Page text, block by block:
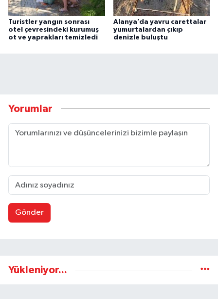
Turistler yangın sonrası
otel çevresindeki kurumuş
ot ve yaprakları temizledi
Alanya’da yavru carettalar
yumurtalardan çıkıp
denizle buluştu
Yorumlar
Gönder
Yükleniyor...